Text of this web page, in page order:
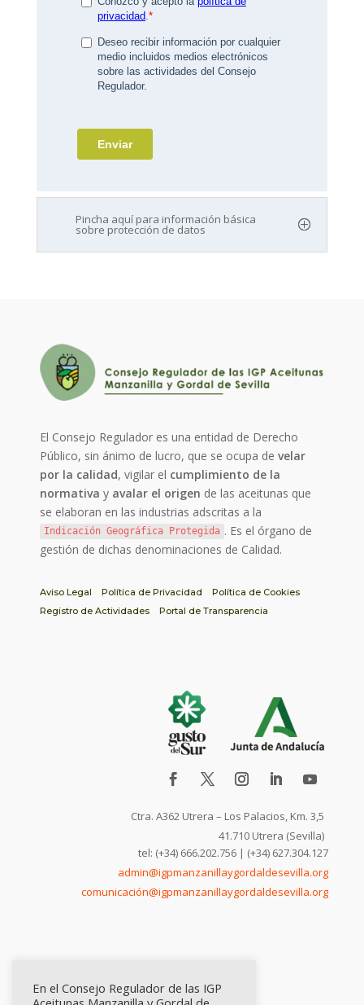
Pincha aquí para información básica
sobre protección de datos
El Consejo Regulador es una entidad de Derecho
Público, sin ánimo de lucro, que se ocupa develar
por la calidad, vigilar el cumplimiento de la
normativa y avalar el origen de las aceitunas que
se elaboran en las industrias adscritas a la
Indicación Geográfica Protegida . Es el órgano de
gestión de dichas denominaciones de Calidad.
Aviso Legal Política de Privacidad
Política de Cookies
Registro de Actividades
Portal de Transparencia
Ctra. A362 Utrera – Los Palacios, Km. 3,5
41.710 Utrera (Sevilla)
tel: (+34) 666.202.756 | (+34) 627.304.127
admin@igpmanzanillaygordaldesevilla.org
comunicación@igpmanzanillaygordaldesevilla.org
En el Consejo Regulador de las IGP